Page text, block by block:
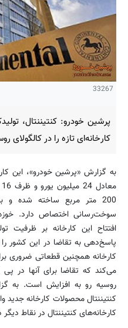
33267
پرشین خودرو: کنتیننتال،
کارخانه‌ای تازه را در کالگولای
به گزارش «پرشین خودرو»، این
200 متر مربع ساخته شده
سوخت‌رسانی اختصاص دارد. خوزه
افتتاح این کارخانه بر ظرفیت
پاسخ‌دهی به تقاضا در این کشور
کارخانه همچنین قطعاتی ضروری
می‌کند که تقاضا برای آنها در
روسیه رو به افزایش است. به
کنتیننتال محصولات کارخانه جدید
کارخانه‌های کنتیننتال در نقاط